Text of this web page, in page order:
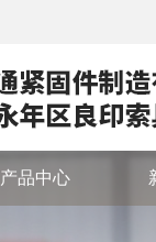
产品中心